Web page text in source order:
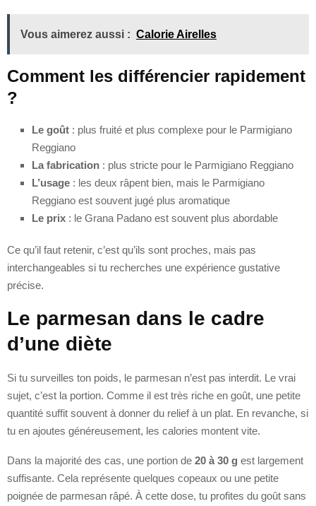
Vous aimerez aussi : Calorie Airelles
Comment les différencier rapidement
?
Le goût : plus fruité et plus complexe pour le Parmigiano
Reggiano
La fabrication : plus stricte pour le Parmigiano Reggiano
L’usage : les deux râpent bien, mais le Parmigiano
Reggiano est souvent jugé plus aromatique
Le prix : le Grana Padano est souvent plus abordable
Ce qu’il faut retenir, c’est qu’ils sont proches, mais pas
interchangeables si tu recherches une expérience gustative
précise.
Le parmesan dans le cadre
d’une diète
Si tu surveilles ton poids, le parmesan n’est pas interdit. Le vrai
sujet, c’est la portion. Comme il est très riche en goût, une petite
quantité suffit souvent à donner du relief à un plat. En revanche, si
tu en ajoutes généreusement, les calories montent vite.
Dans la majorité des cas, une portion de 20 à 30 g est largement
suffisante. Cela représente quelques copeaux ou une petite
poignée de parmesan râpé. À cette dose, tu profites du goût sans